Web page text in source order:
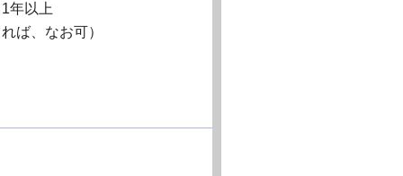
年以上
ば、なお可）